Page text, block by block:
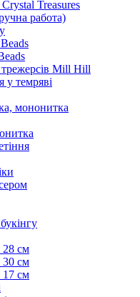
Treasures
работа)
трежерсів Mill Hill
у темряві
мононитка
28 см
30 см
17 см